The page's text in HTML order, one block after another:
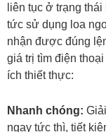
liên tục ở trạng
tức sử dụng loa
nhận được đúng
giá trị tìm điện
ích thiết thực:
Nhanh chóng:
ngay tức thì, tiết